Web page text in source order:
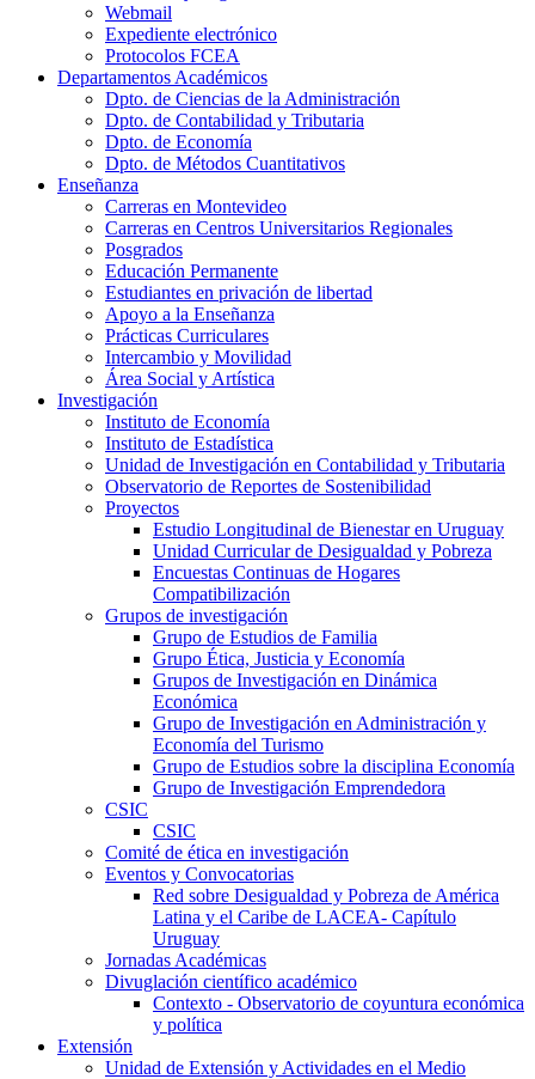
Webmail
Expediente electrónico
Protocolos FCEA
Departamentos Académicos
Dpto. de Ciencias de la Administración
Dpto. de Contabilidad y Tributaria
Dpto. de Economía
Dpto. de Métodos Cuantitativos
Enseñanza
Carreras en Montevideo
Carreras en Centros Universitarios Regionales
Posgrados
Educación Permanente
Estudiantes en privación de libertad
Apoyo a la Enseñanza
Prácticas Curriculares
Intercambio y Movilidad
Área Social y Artística
Investigación
Instituto de Economía
Instituto de Estadística
Unidad de Investigación en Contabilidad y Tributaria
Observatorio de Reportes de Sostenibilidad
Proyectos
Estudio Longitudinal de Bienestar en Uruguay
Unidad Curricular de Desigualdad y Pobreza
Encuestas Continuas de Hogares
Compatibilización
Grupos de investigación
Grupo de Estudios de Familia
Grupo Ética, Justicia y Economía
Grupos de Investigación en Dinámica
Económica
Grupo de Investigación en Administración y
Economía del Turismo
Grupo de Estudios sobre la disciplina Economía
Grupo de Investigación Emprendedora
CSIC
CSIC
Comité de ética en investigación
Eventos y Convocatorias
Red sobre Desigualdad y Pobreza de América
Latina y el Caribe de LACEA- Capítulo
Uruguay
Jornadas Académicas
Divuglación científico académico
Contexto - Observatorio de coyuntura económica
y política
Extensión
Unidad de Extensión y Actividades en el Medio